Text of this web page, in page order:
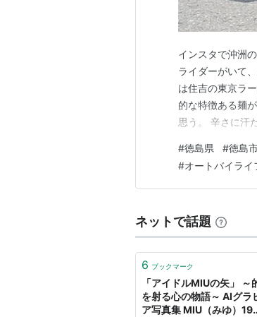
インスタで沖洲
ライダーがいて
は住吉の東京ラ
的な特徴ある麺
思う。 辛さに汗
ちらが優先、と
フェリー乗り場
#徳島県 #徳島
#オートバイライ
ネットで話題
6 ブックマーク
「アイドルMIUの矢」 ～
を射る心の物語～ AIグラ
ア写真集 MIU（みゆ）19